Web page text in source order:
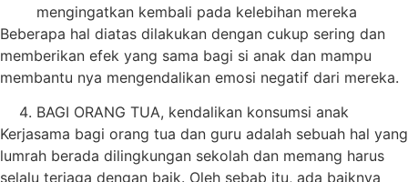
mengingatkan kembali pada kelebihan mereka
Beberapa hal diatas dilakukan dengan cukup sering dan
memberikan efek yang sama bagi si anak dan mampu
membantu nya mengendalikan emosi negatif dari mereka.
BAGI ORANG TUA, kendalikan konsumsi anak
Kerjasama bagi orang tua dan guru adalah sebuah hal yang
lumrah berada dilingkungan sekolah dan memang harus
selalu terjaga dengan baik. Oleh sebab itu, ada baiknya